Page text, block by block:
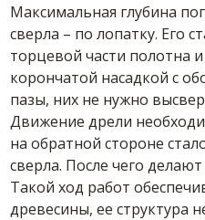
Максимальная глубина
сверла – по лопатку. Его
торцевой части полотна
корончатой насадкой с
пазы, них не нужно
Движение дрели
на обратной стороне
сверла. После чего
Такой ход работ
древесины, ее структура